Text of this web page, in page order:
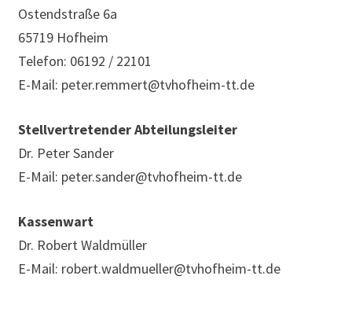
Ostendstraße 6a
65719 Hofheim
Telefon: 06192 / 22101
E-Mail: peter.remmert@tvhofheim-tt.de
Stellvertretender Abteilungsleiter
Dr. Peter Sander
E-Mail: peter.sander@tvhofheim-tt.de
Kassenwart
Dr. Robert Waldmüller
E-Mail: robert.waldmueller@tvhofheim-tt.de